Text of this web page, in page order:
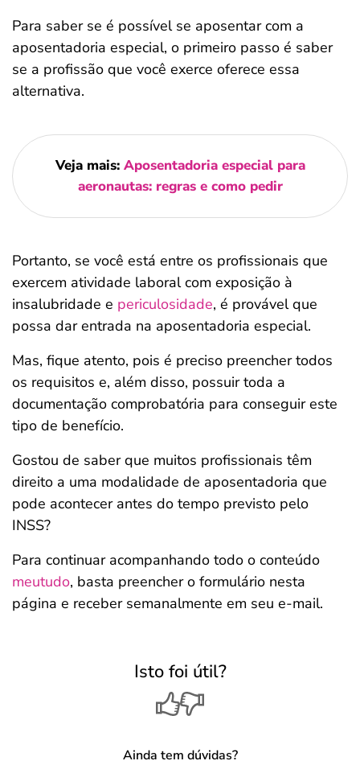
Para saber se é possível se aposentar com a
aposentadoria especial, o primeiro passo é saber
se a profissão que você exerce oferece essa
alternativa.
Veja mais: Aposentadoria especial para
aeronautas: regras e como pedir
Portanto, se você está entre os profissionais que
exercem atividade laboral com exposição à
insalubridade e periculosidade, é provável que
possa dar entrada na aposentadoria especial.
Mas, fique atento, pois é preciso preencher todos
os requisitos e, além disso, possuir toda a
documentação comprobatória para conseguir este
tipo de benefício.
Gostou de saber que muitos profissionais têm
direito a uma modalidade de aposentadoria que
pode acontecer antes do tempo previsto pelo
INSS?
Para continuar acompanhando todo o conteúdo
meutudo, basta preencher o formulário nesta
página e receber semanalmente em seu e-mail.
Isto foi útil?
Ainda tem dúvidas?